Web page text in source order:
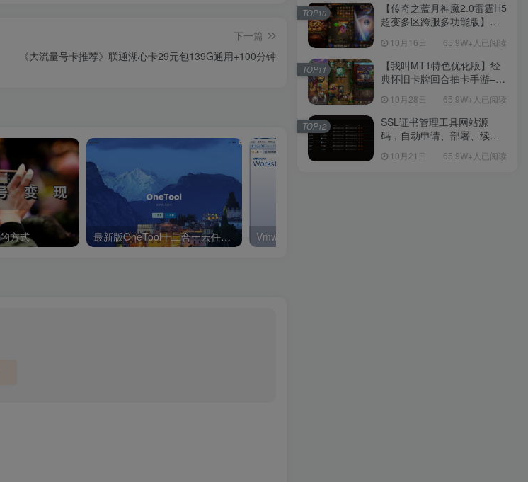
下一篇
《大流量号卡推荐》联通湖心卡29元包139G通用+100分钟
方式 最新版OneTool十二合一云任务平台多任务挂机平台系统源码
【传奇之蓝月神魔2.0雷霆H5
超变多区跨服多功能版】三
理单机一键即玩镜像端-打包
Linux服务端源码-视频架设
教程
10月16日 65.9W+人已阅读
TOP10
【我叫MT1特色优化版】经
典怀旧卡牌回合抽卡手游–打
教程-多功能GM后台工具-网
页注册-安卓版本！
10月28日 65.9W+人已阅读
TOP11
SSL证书管理工具网站源
码，自动申请、部署、续期
10月21日 65.9W+人已阅读
TOP12